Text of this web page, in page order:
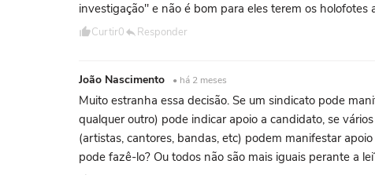
investigação" e não é bom para eles terem os holofotes
Curtir0 Responder
João Nascimento • há 2 meses
Muito estranha essa decisão. Se um sindicato pode
qualquer outro) pode indicar apoio a candidato, se
(artistas, cantores, bandas, etc) podem manifestar
pode fazê-lo? Ou todos não são mais iguais perante a